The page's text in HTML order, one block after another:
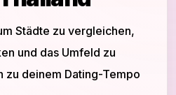
Städte zu vergleichen,
und das Umfeld zu
zu deinem Dating-Tempo